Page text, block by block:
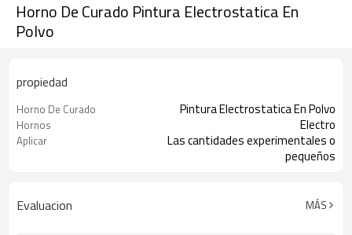
Horno De Curado Pintura Electrostatica En
Polvo
propiedad
Horno De Curado Pintura Electrostatica En Polvo
Hornos Electro
Aplicar
Las cantidades experimentales o
pequeños
Evaluacion MÁS